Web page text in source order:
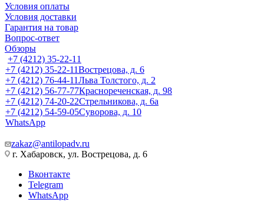
Условия оплаты
Условия доставки
Гарантия на товар
Вопрос-ответ
Обзоры
+7 (4212) 35-22-11
+7 (4212) 35-22-11Вострецова, д. 6
+7 (4212) 76-44-11Льва Толстого, д. 2
+7 (4212) 56-77-77Краснореченская, д. 98
+7 (4212) 74-20-22Стрельникова, д. 6а
+7 (4212) 54-59-05Суворова, д. 10
WhatsApp
zakaz@antilopadv.ru
г. Хабаровск, ул. Вострецова, д. 6
Вконтакте
Telegram
WhatsApp